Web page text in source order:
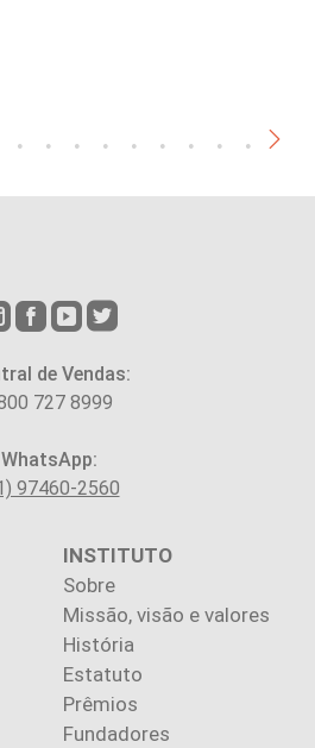
de Vendas:
727 8999
WhatsApp:
97460-2560
INSTITUTO
Sobre
Missão, visão e valores
História
Estatuto
Prêmios
Fundadores